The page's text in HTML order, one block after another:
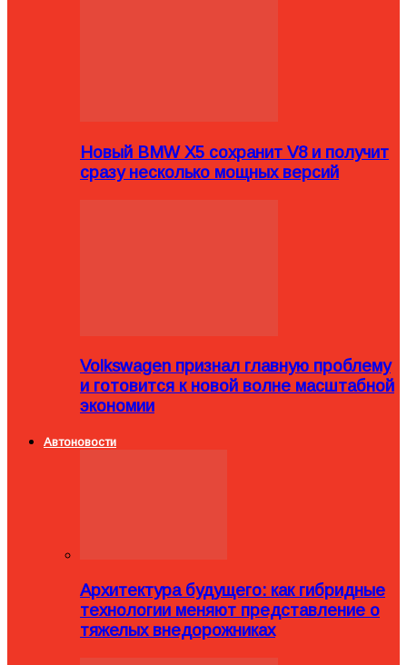
Новый BMW X5 сохранит V8 и получит
сразу несколько мощных версий
Volkswagen признал главную проблему
и готовится к новой волне масштабной
экономии
Автоновости
Архитектура будущего: как гибридные
технологии меняют представление о
тяжелых внедорожниках